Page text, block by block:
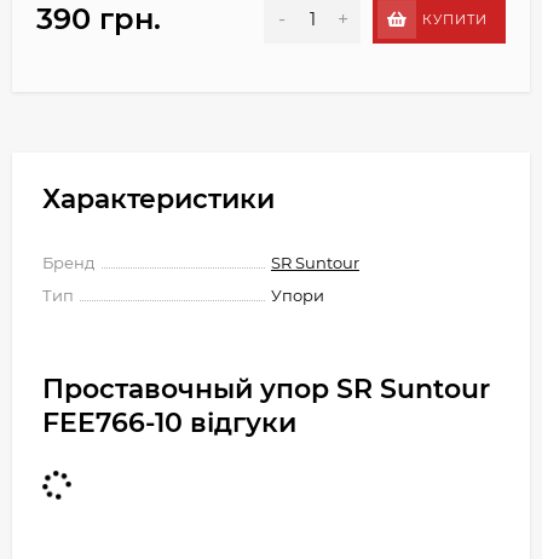
390 грн. - + КУПИТИ
Характеристики
Бренд
SR Suntour
Тип
Упори
Проставочный упор SR Suntour
FEE766-10 відгуки